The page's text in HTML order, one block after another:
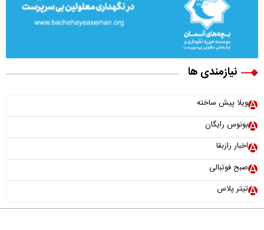
نیازمندی ها
ویلا پیش ساخته
بونوس رایگان
اخبار رازبقا
صبح فوتبالی
تیتر پلاس